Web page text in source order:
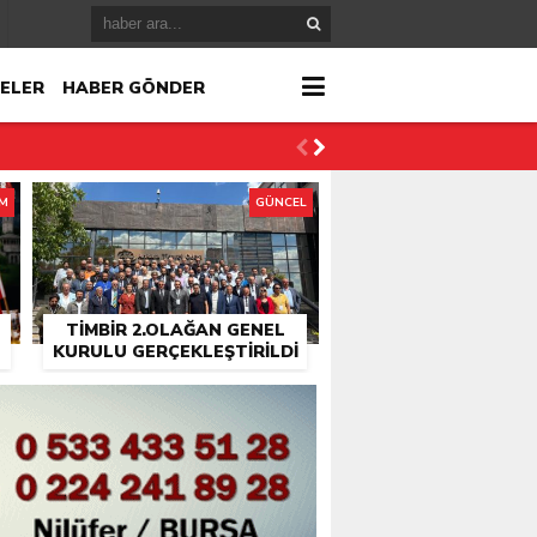
HABER GÖNDER
TİMBİR 2.OLAĞAN GENEL
KURULU GERÇEKLEŞTIRILDI
GÜNCEL